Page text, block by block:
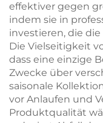
effektiver gegen
indem sie in
investieren, die
Die Vielseitigkeit
dass eine einzige
Zwecke über
saisonale
vor Anlaufen und
Produktqualität